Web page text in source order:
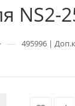
— 495996 |